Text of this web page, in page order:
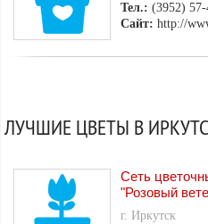
Тел.:(3952)
Сайт: http://
ЛУЧШИЕ ЦВЕТЫ В
Сеть
"Розовый
г. Иркутск